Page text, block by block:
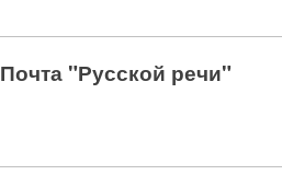
Почта "Русской речи"